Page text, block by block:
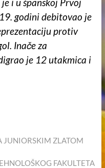
je i u španskoj Prvoj
godini debitovao je
protiv
Inače za
je 12 utakmica i
JUNIORSKIM ZLATOM
FAKULTETA